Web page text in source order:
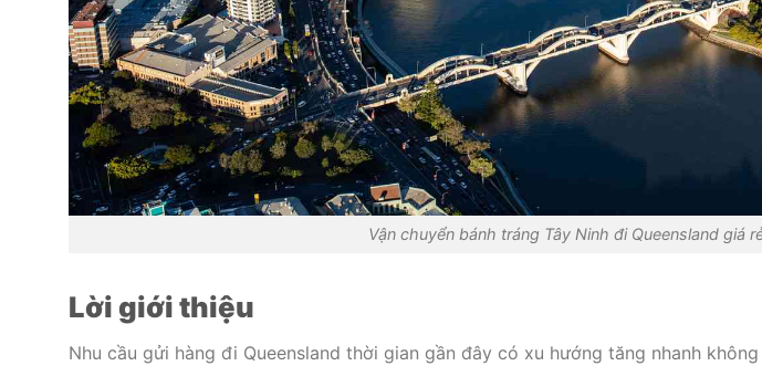
Vận chuyển bánh tráng Tây Ninh đi Queensland giá
Lời giới thiệu
Nhu cầu gửi hàng đi Queensland thời gian gần đây có xu hướng tăng nhanh